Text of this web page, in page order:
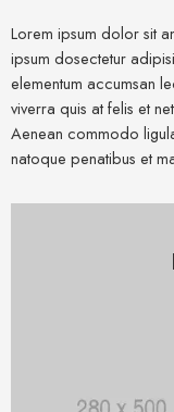
Lorem ipsum dolor sit
ipsum dosectetur
elementum accumsan
viverra quis at felis et
Aenean commodo
natoque penatibus et